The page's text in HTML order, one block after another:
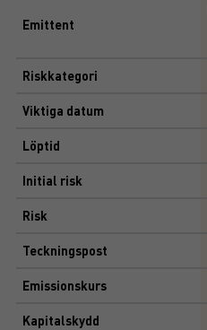
Emittent
Riskkategori
Viktiga datum
Löptid
Initial risk
Risk
Teckningspost
Emissionskurs
Kapitalskydd